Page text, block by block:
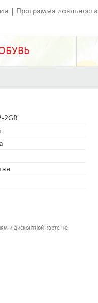
Программа лояльности
2GR
и дисконтной карте не